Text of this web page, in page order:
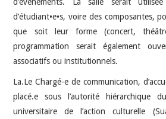
d’étudiant•e•s, voire des composantes,
que soit leur forme (concert,
programmation serait également
associatifs ou institutionnels.
La.Le Chargé-e de communication,
placé.e sous l’autorité hiérarchique
universitaire de l’action culturelle